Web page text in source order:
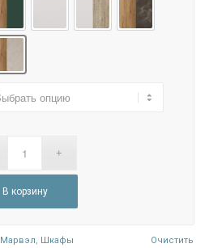
Браш Мени Грин/Дуб КрафтКашемир/Дуб Крафт
Мальта Грей/
Очистить
В корзину
Марвэл, Шкафы